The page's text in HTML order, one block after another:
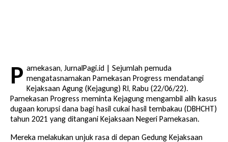
P amekasan, JurnalPagi.id | Sejumlah pemuda
mengatasnamakan Pamekasan Progress mendatangi
Kejaksaan Agung (Kejagung) RI, Rabu (22/06/22).
Pamekasan Progress meminta Kejagung mengambil alih kasus
dugaan korupsi dana bagi hasil cukai hasil tembakau (DBHCHT)
tahun 2021 yang ditangani Kejaksaan Negeri Pamekasan.
Mereka melakukan unjuk rasa di depan Gedung Kejaksaan